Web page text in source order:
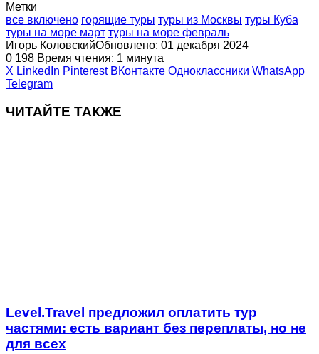
Метки
все включено горящие туры туры из Москвы туры Куба
туры на море март туры на море февраль
Игорь КоловскийОбновлено: 01 декабря 2024
0 198 Время чтения: 1 минута
X LinkedIn Pinterest ВКонтакте Одноклассники WhatsApp
Telegram
ЧИТАЙТЕ ТАКЖЕ
Level.Travel предложил оплатить тур
частями: есть вариант без переплаты, но не
для всех